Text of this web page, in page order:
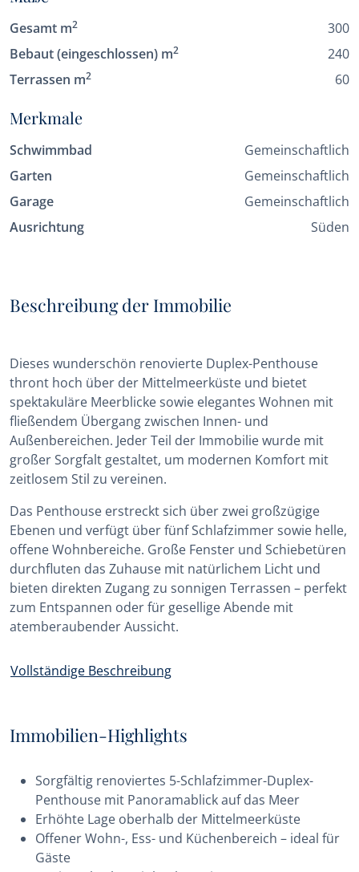
Gesamt m2
300
Bebaut (eingeschlossen) m2
240
Terrassen m2 60
Merkmale
Schwimmbad
Gemeinschaftlich
Garten
Gemeinschaftlich
Garage
Gemeinschaftlich
Ausrichtung
Süden
Beschreibung der Immobilie
Dieses wunderschön renovierte Duplex-Penthouse
thront hoch über der Mittelmeerküste und bietet
spektakuläre Meerblicke sowie elegantes Wohnen mit
fließendem Übergang zwischen Innen- und
Außenbereichen. Jeder Teil der Immobilie wurde mit
großer Sorgfalt gestaltet, um modernen Komfort mit
zeitlosem Stil zu vereinen.
Das Penthouse erstreckt sich über zwei großzügige
Ebenen und verfügt über fünf Schlafzimmer sowie helle,
offene Wohnbereiche. Große Fenster und Schiebetüren
durchfluten das Zuhause mit natürlichem Licht und
bieten direkten Zugang zu sonnigen Terrassen – perfekt
zum Entspannen oder für gesellige Abende mit
atemberaubender Aussicht.
Vollständige Beschreibung
Immobilien-Highlights
Sorgfältig renoviertes 5-Schlafzimmer-Duplex-
Penthouse mit Panoramablick auf das Meer
Erhöhte Lage oberhalb der Mittelmeerküste
Offener Wohn-, Ess- und Küchenbereich – ideal für
Gäste